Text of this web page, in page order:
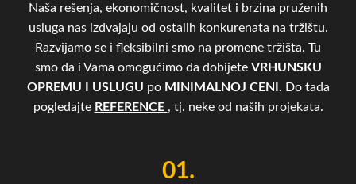
Naša rešenja, ekonomičnost, kvalitet i brzina pruženih
usluga nas izdvajaju od ostalih konkurenata na tržištu.
Razvijamo se i fleksibilni smo na promene tržišta. Tu
smo da i Vama omogućimo da dobijete VRHUNSKU
OPREMU I USLUGU po MINIMALNOJ CENI. Do tada
pogledajte REFERENCE , tj. neke od naših projekata.
01.